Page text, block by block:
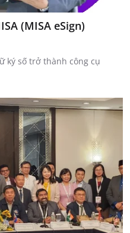
(MISA eSign)
ký số trở thành công cụ